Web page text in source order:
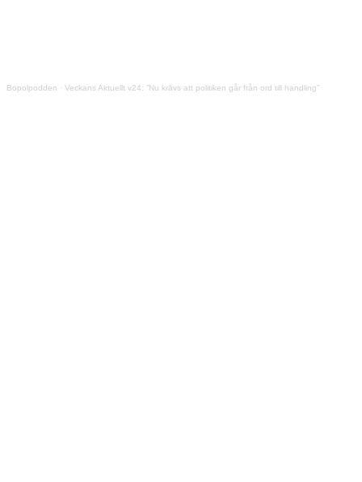
Bopolpodden · Veckans Aktuellt v24: ”Nu krävs att politiken går från ord till handling”